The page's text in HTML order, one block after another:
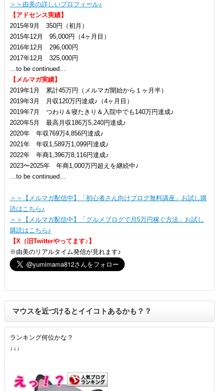
＞＞由美の詳しいプロフィール♪
【アドセンス実績】
2015年9月 350円（初月）
2015年12月 95,000円（4ヶ月目）
2016年12月 296,000円
2017年12月 325,000円
…to be continued…
【メルマガ実績】
2019年1月 累計45万円（メルマガ開始から１ヶ月半）
2019年3月 月収120万円達成♪（4ヶ月目）
2019年7月 つわり＆寝たきり＆入院中でも140万円達成♪
2020年5月 最高月収186万5,240円達成♪
2020年 年収769万4,856円達成♪
2021年 年収1,589万1,099円達成♪
2022年 年商1,396万8,116円達成♪
2023〜2025年 年商1,000万円超えを継続中♪
…to be continued…
＞＞【メルマガ配信中】「初心者さん向けブログ無料講座」お試し購
読はこちら♪
＞＞【メルマガ配信中】「グルメブログで月5万円稼ぐ方法」お試し
購読はこちら♪
【X（旧Twitterやってます♪】
※由美のリアルタイム発信が見れます♪
マウスを近づけるとイイコトあるかも？？
ランキング何位かな？
↓↓↓